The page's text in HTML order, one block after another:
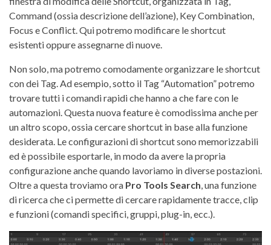
Command (ossia descrizione dell’azione), Key Combination,
Focus e Conflict. Qui potremo modificare le shortcut
esistenti oppure assegnarne di nuove.
Non solo, ma potremo comodamente organizzare le shortcut
con dei Tag. Ad esempio, sotto il Tag “Automation” potremo
trovare tutti i comandi rapidi che hanno a che fare con le
automazioni. Questa nuova feature è comodissima anche per
un altro scopo, ossia cercare shortcut in base alla funzione
desiderata. Le configurazioni di shortcut sono memorizzabili
ed è possibile esportarle, in modo da avere la propria
configurazione anche quando lavoriamo in diverse postazioni.
Oltre a questa troviamo ora Pro Tools Search, una funzione
di ricerca che ci permette di cercare rapidamente tracce, clip
e funzioni (comandi specifici, gruppi, plug-in, ecc.).